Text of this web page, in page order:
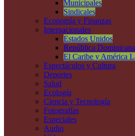
Municipales
Sindicales
Economía y Finanzas
Internacionales
Estados Unidos
República Dominicana
El Caribe y América
Espectáculos y Cultura
Deportes
Salud
Ecología
Ciencia y Tecnología
Fotografías
Especiales
Audio